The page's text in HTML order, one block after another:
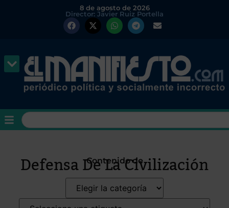
8 de agosto de 2026
Director: Javier Ruiz Portella
Contenido de
Defensa De La Civilización